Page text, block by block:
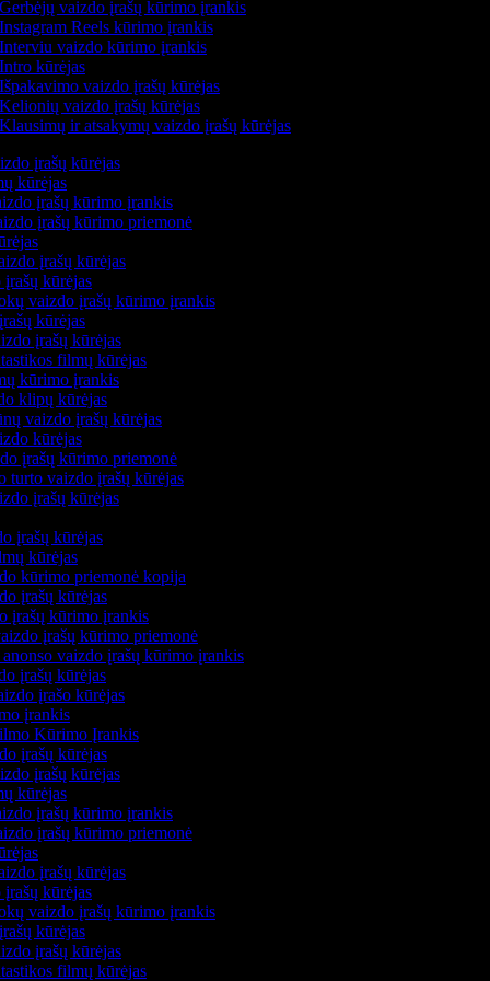
vaizdo įrašų kūrimo įrankis
Reels kūrimo įrankis
vaizdo kūrimo įrankis
kūrėjas
vaizdo įrašų kūrėjas
vaizdo įrašų kūrėjas
ir atsakymų vaizdo įrašų kūrėjas
įrašų kūrėjas
kūrėjas
įrašų kūrimo įrankis
įrašų kūrimo priemonė
įrašų kūrėjas
įrašų kūrėjas
vaizdo įrašų kūrimo įrankis
kūrėjas
įrašų kūrėjas
filmų kūrėjas
kūrimo įrankis
klipų kūrėjas
vaizdo įrašų kūrėjas
kūrėjas
įrašų kūrimo priemonė
turto vaizdo įrašų kūrėjas
įrašų kūrėjas
įrašų kūrėjas
kūrėjas
kūrimo priemonė kopija
įrašų kūrėjas
įrašų kūrimo įrankis
įrašų kūrimo priemonė
anonso vaizdo įrašų kūrimo įrankis
įrašų kūrėjas
įrašo kūrėjas
įrankis
Kūrimo Įrankis
įrašų kūrėjas
įrašų kūrėjas
kūrėjas
įrašų kūrimo įrankis
įrašų kūrimo priemonė
įrašų kūrėjas
įrašų kūrėjas
vaizdo įrašų kūrimo įrankis
kūrėjas
įrašų kūrėjas
filmų kūrėjas